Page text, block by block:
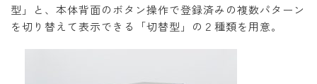
型」と、本体背面のボタン操作で登録済みの複数パターン
を切り替えて表示できる「切替型」の２種類を用意。